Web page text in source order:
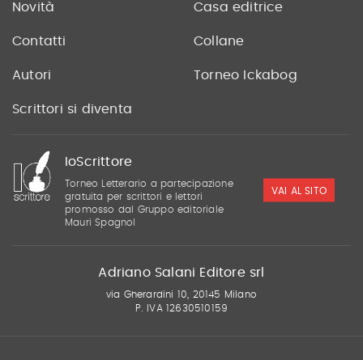
Novità Casa editrice
Contatti Collane
Autori Torneo Ickabog
Scrittori si diventa
IoScrittore
Torneo Letterario a partecipazione
gratuita per scrittori e lettori
promosso dal Gruppo editoriale
Mauri Spagnol
VAI AL SITO
Adriano Salani Editore srl
via Gherardini 10, 20145 Milano
P. IVA 12630510159